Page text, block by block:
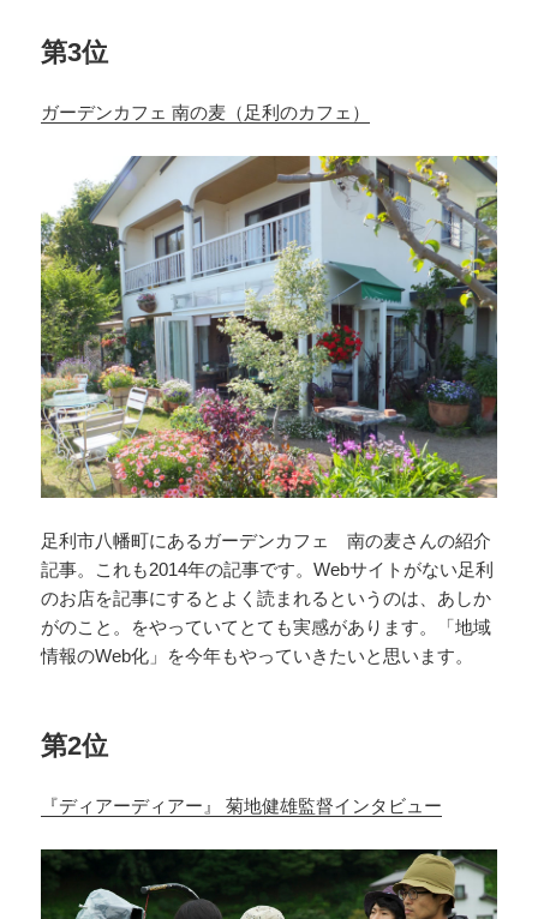
第3位
ガーデンカフェ 南の麦（足利のカフェ）
足利市八幡町にあるガーデンカフェ 南の麦さんの紹介
記事。これも2014年の記事です。Webサイトがない足利
のお店を記事にするとよく読まれるというのは、あしか
がのこと。をやっていてとても実感があります。「地域
情報のWeb化」を今年もやっていきたいと思います。
第2位
『ディアーディアー』 菊地健雄監督インタビュー